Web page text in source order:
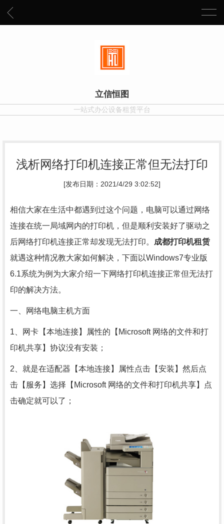
立信恒图
一站式办公设备租赁平台
浅析网络打印机连接正常但无法打印
[发布日期：2021/4/29 3:02:52]
相信大家在生活中都遇到过这个问题，电脑可以通过网络
连接在统一局域网内的打印机，但是顺利安装好了驱动之
后网络打印机连接正常却发现无法打印。 成都打印机租赁
就遇这种情况教大家如何解决，下面以Windows7专业版
6.1系统为例为大家介绍一下网络打印机连接正常但无法打
印的解决方法。
一、网络电脑主机方面
1、网卡【本地连接】属性的【Microsoft 网络的文件和打
印机共享】协议没有安装；
2、就是在适配器【本地连接】属性点击【安装】然后点
击【服务】选择【Microsoft 网络的文件和打印机共享】点
击确定就可以了；